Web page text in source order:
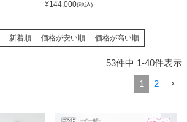
¥144,000(税込)
新着順 価格が安い順 価格が高い順
53件中 1-40件表示
1
2